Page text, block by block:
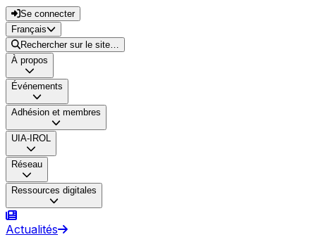
Se connecter
Français
Rechercher sur le site…
À propos
Événements
Adhésion et membres
UIA-IROL
Réseau
Ressources digitales
Actualités